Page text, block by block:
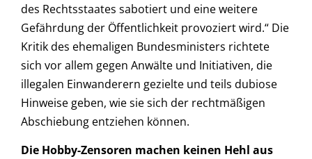
des Rechtsstaates sabotiert und eine weitere
Gefährdung der Öffentlichkeit provoziert wird.“ Die
Kritik des ehemaligen Bundesministers richtete
sich vor allem gegen Anwälte und Initiativen, die
illegalen Einwanderern gezielte und teils dubiose
Hinweise geben, wie sie sich der rechtmäßigen
Abschiebung entziehen können.
Die Hobby-Zensoren machen keinen Hehl aus